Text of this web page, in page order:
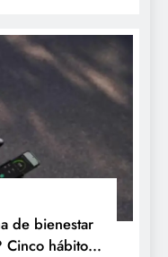
de bienestar
hábitos